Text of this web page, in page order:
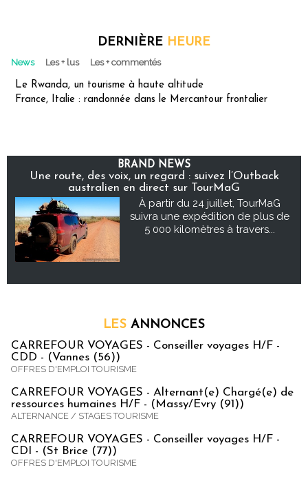
DERNIÈRE HEURE
News Les + lus Les + commentés
Le Rwanda, un tourisme à haute altitude
France, Italie : randonnée dans le Mercantour frontalier
BRAND NEWS
Une route, des voix, un regard : suivez l’Outback
australien en direct sur TourMaG
À partir du 24 juillet, TourMaG
suivra une expédition de plus de
5 000 kilomètres à travers...
LES ANNONCES
CARREFOUR VOYAGES - Conseiller voyages H/F -
CDD - (Vannes (56))
OFFRES D'EMPLOI TOURISME
CARREFOUR VOYAGES - Alternant(e) Chargé(e) de
ressources humaines H/F - (Massy/Evry (91))
ALTERNANCE / STAGES TOURISME
CARREFOUR VOYAGES - Conseiller voyages H/F -
CDI - (St Brice (77))
OFFRES D'EMPLOI TOURISME